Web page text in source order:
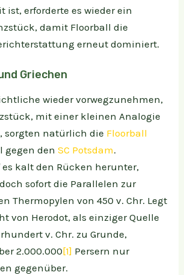
ist, erforderte es wieder ein
damit Floorball die
erneut dominiert.
Griechen
wieder vorwegzunehmen,
mit einer kleinen Analogie
sorgten natürlich die Floorball
gegen denSC Potsdam.
kalt den Rücken herunter,
sofort die Parallelen zur
Thermopylen von 450 v. Chr. Legt
von Herodot, als einziger Quelle
v. Chr. zu Grunde,
2.000.000[1] Persern nur
gegenüber.